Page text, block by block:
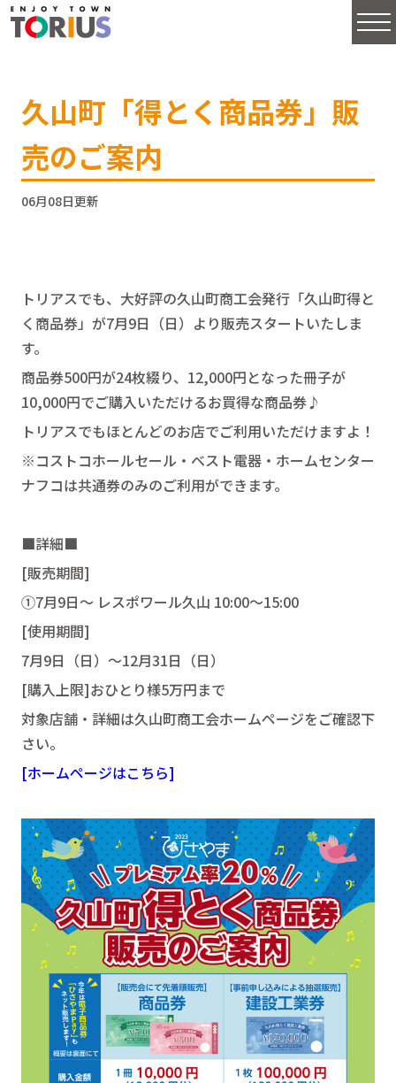
久山町「得とく商品券」販
売のご案内
06月08日更新
トリアスでも、大好評の久山町商工会発行「久山町得と
く商品券」が7月9日（日）より販売スタートいたしま
す。
商品券500円が24枚綴り、12,000円となった冊子が
10,000円でご購入いただけるお買得な商品券♪
トリアスでもほとんどのお店でご利用いただけますよ！
※コストコホールセール・ベスト電器・ホームセンター
ナフコは共通券のみのご利用ができます。
■詳細■
[販売期間]
①7月9日～ レスポワール久山 10:00～15:00
[使用期間]
7月9日（日）～12月31日（日）
[購入上限]おひとり様5万円まで
対象店舗・詳細は久山町商工会ホームページをご確認下
さい。
[ホームページはこちら]